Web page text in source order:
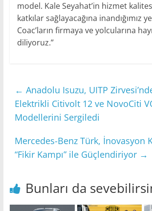
model. Kale Seyahat’in hizmet
katkılar sağlayacağına inandığımız
Coac’ların firmaya ve yolcularına
diliyoruz.”
← Anadolu Isuzu, UITP
Elektrikli Citivolt 12 ve NovoCiti
Modellerini Sergiledi
Mercedes-Benz Türk, İnovasyon
“Fikir Kampı” ile Güçlendiriyor →
Bunları da